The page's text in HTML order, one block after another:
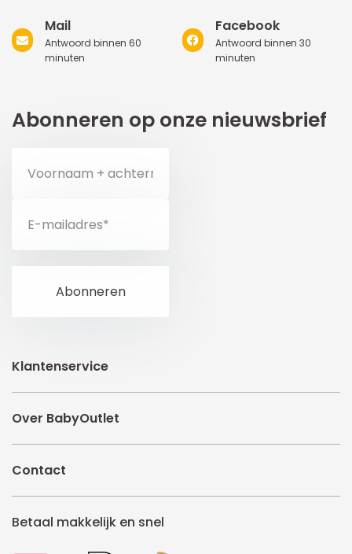
Mail
Antwoord binnen 60
minuten
Facebook
Antwoord binnen 30
minuten
Abonneren op onze nieuwsbrief
Klantenservice
Over BabyOutlet
Contact
Betaal makkelijk en snel